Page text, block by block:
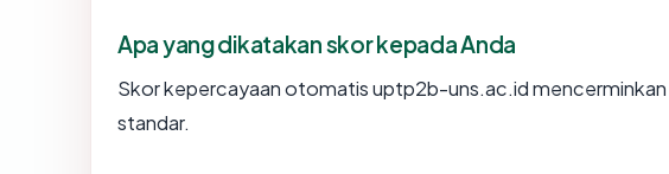
Apa yang dikatakan skor kepada Anda
Skor kepercayaan otomatis uptp2b-uns.ac.id
standar.